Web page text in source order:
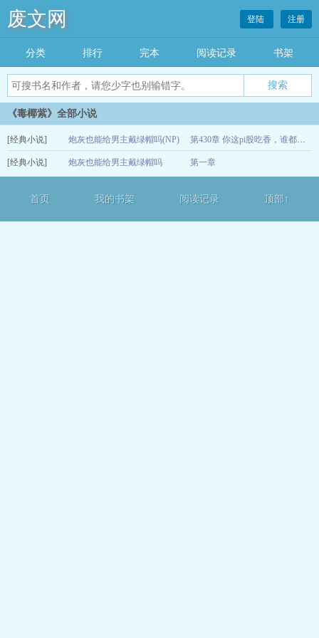
废文网 登陆 注册
分类 排行 完本 阅读记录 书架
《毒椰紫》全部小说
[经典小说] 炮灰也能给男主戴绿帽吗(NP) 第430章 你这pi股吃香，谁都想舔一口
[经典小说] 炮灰也能给男主戴绿帽吗 第一章
首页 我的书架 阅读记录 顶部↑